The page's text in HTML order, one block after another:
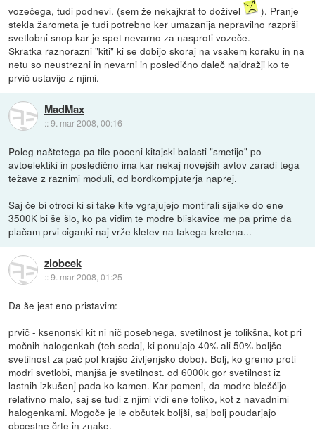
vozečega, tudi podnevi. (sem že nekajkrat to doživel
). Pranje
stekla žarometa je tudi potrebno ker umazanija nepravilno razprši
svetlobni snop kar je spet nevarno za nasproti vozeče.
Skratka raznorazni "kiti" ki se dobijo skoraj na vsakem koraku in na
netu so neustrezni in nevarni in posledično daleč najdražji ko te
prvič ustavijo z njimi.
MadMax
::9. mar 2008, 00:16
Poleg naštetega pa tile poceni kitajski balasti "smetijo" po
avtoelektiki in posledično ima kar nekaj novejših avtov zaradi tega
težave z raznimi moduli, od bordkompjuterja naprej.
Saj če bi otroci ki si take kite vgrajujejo montirali sijalke do ene
3500K bi še šlo, ko pa vidim te modre bliskavice me pa prime da
plačam prvi ciganki naj vrže kletev na takega kretena...
zlobcek
::9. mar 2008, 01:25
Da še jest eno pristavim:
prvič - ksenonski kit ni nič posebnega, svetilnost je tolikšna, kot pri
močnih halogenkah (teh sedaj, ki ponujajo 40% ali 50% boljšo
svetilnost za pač pol krajšo življenjsko dobo). Bolj, ko gremo proti
modri svetlobi, manjša je svetilnost. od 6000k gor svetilnost iz
lastnih izkušenj pada ko kamen. Kar pomeni, da modre bleščijo
relativno malo, saj se tudi z njimi vidi ene toliko, kot z navadnimi
halogenkami. Mogoče je le občutek boljši, saj bolj poudarjajo
obcestne črte in znake.